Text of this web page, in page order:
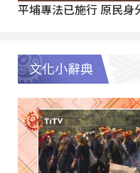
平埔專法已施行 原民身
文化小辭典